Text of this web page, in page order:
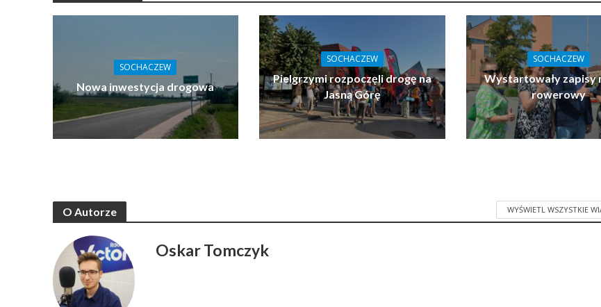
SOCHACZEW
Nowa inwestycja drogowa
SOCHACZEW
Pielgrzymi rozpoczęli drogę na
Jasną Górę
SOCHACZEW
Wystartowały zapisy
rowerowy
O Autorze WYŚWIETL WSZYSTKIE
Oskar Tomczyk